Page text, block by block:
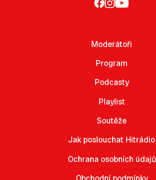
Moderátoři
Program
Podcasty
Playlist
Soutěže
Jak poslouchat Hitrádio
Ochrana osobních údajů